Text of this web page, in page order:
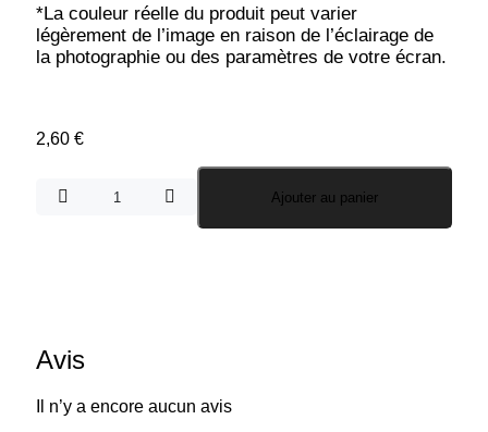
*La couleur réelle du produit peut varier
légèrement de l’image en raison de l’éclairage de
la photographie ou des paramètres de votre écran.
2,60 €
Ajouter au panier
Avis
Il n’y a encore aucun avis